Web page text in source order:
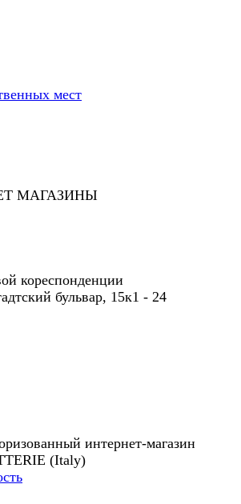
мест
МАГАЗИНЫ
кореспонденции
бульвар, 15к1 - 24
интернет-магазин
(Italy)